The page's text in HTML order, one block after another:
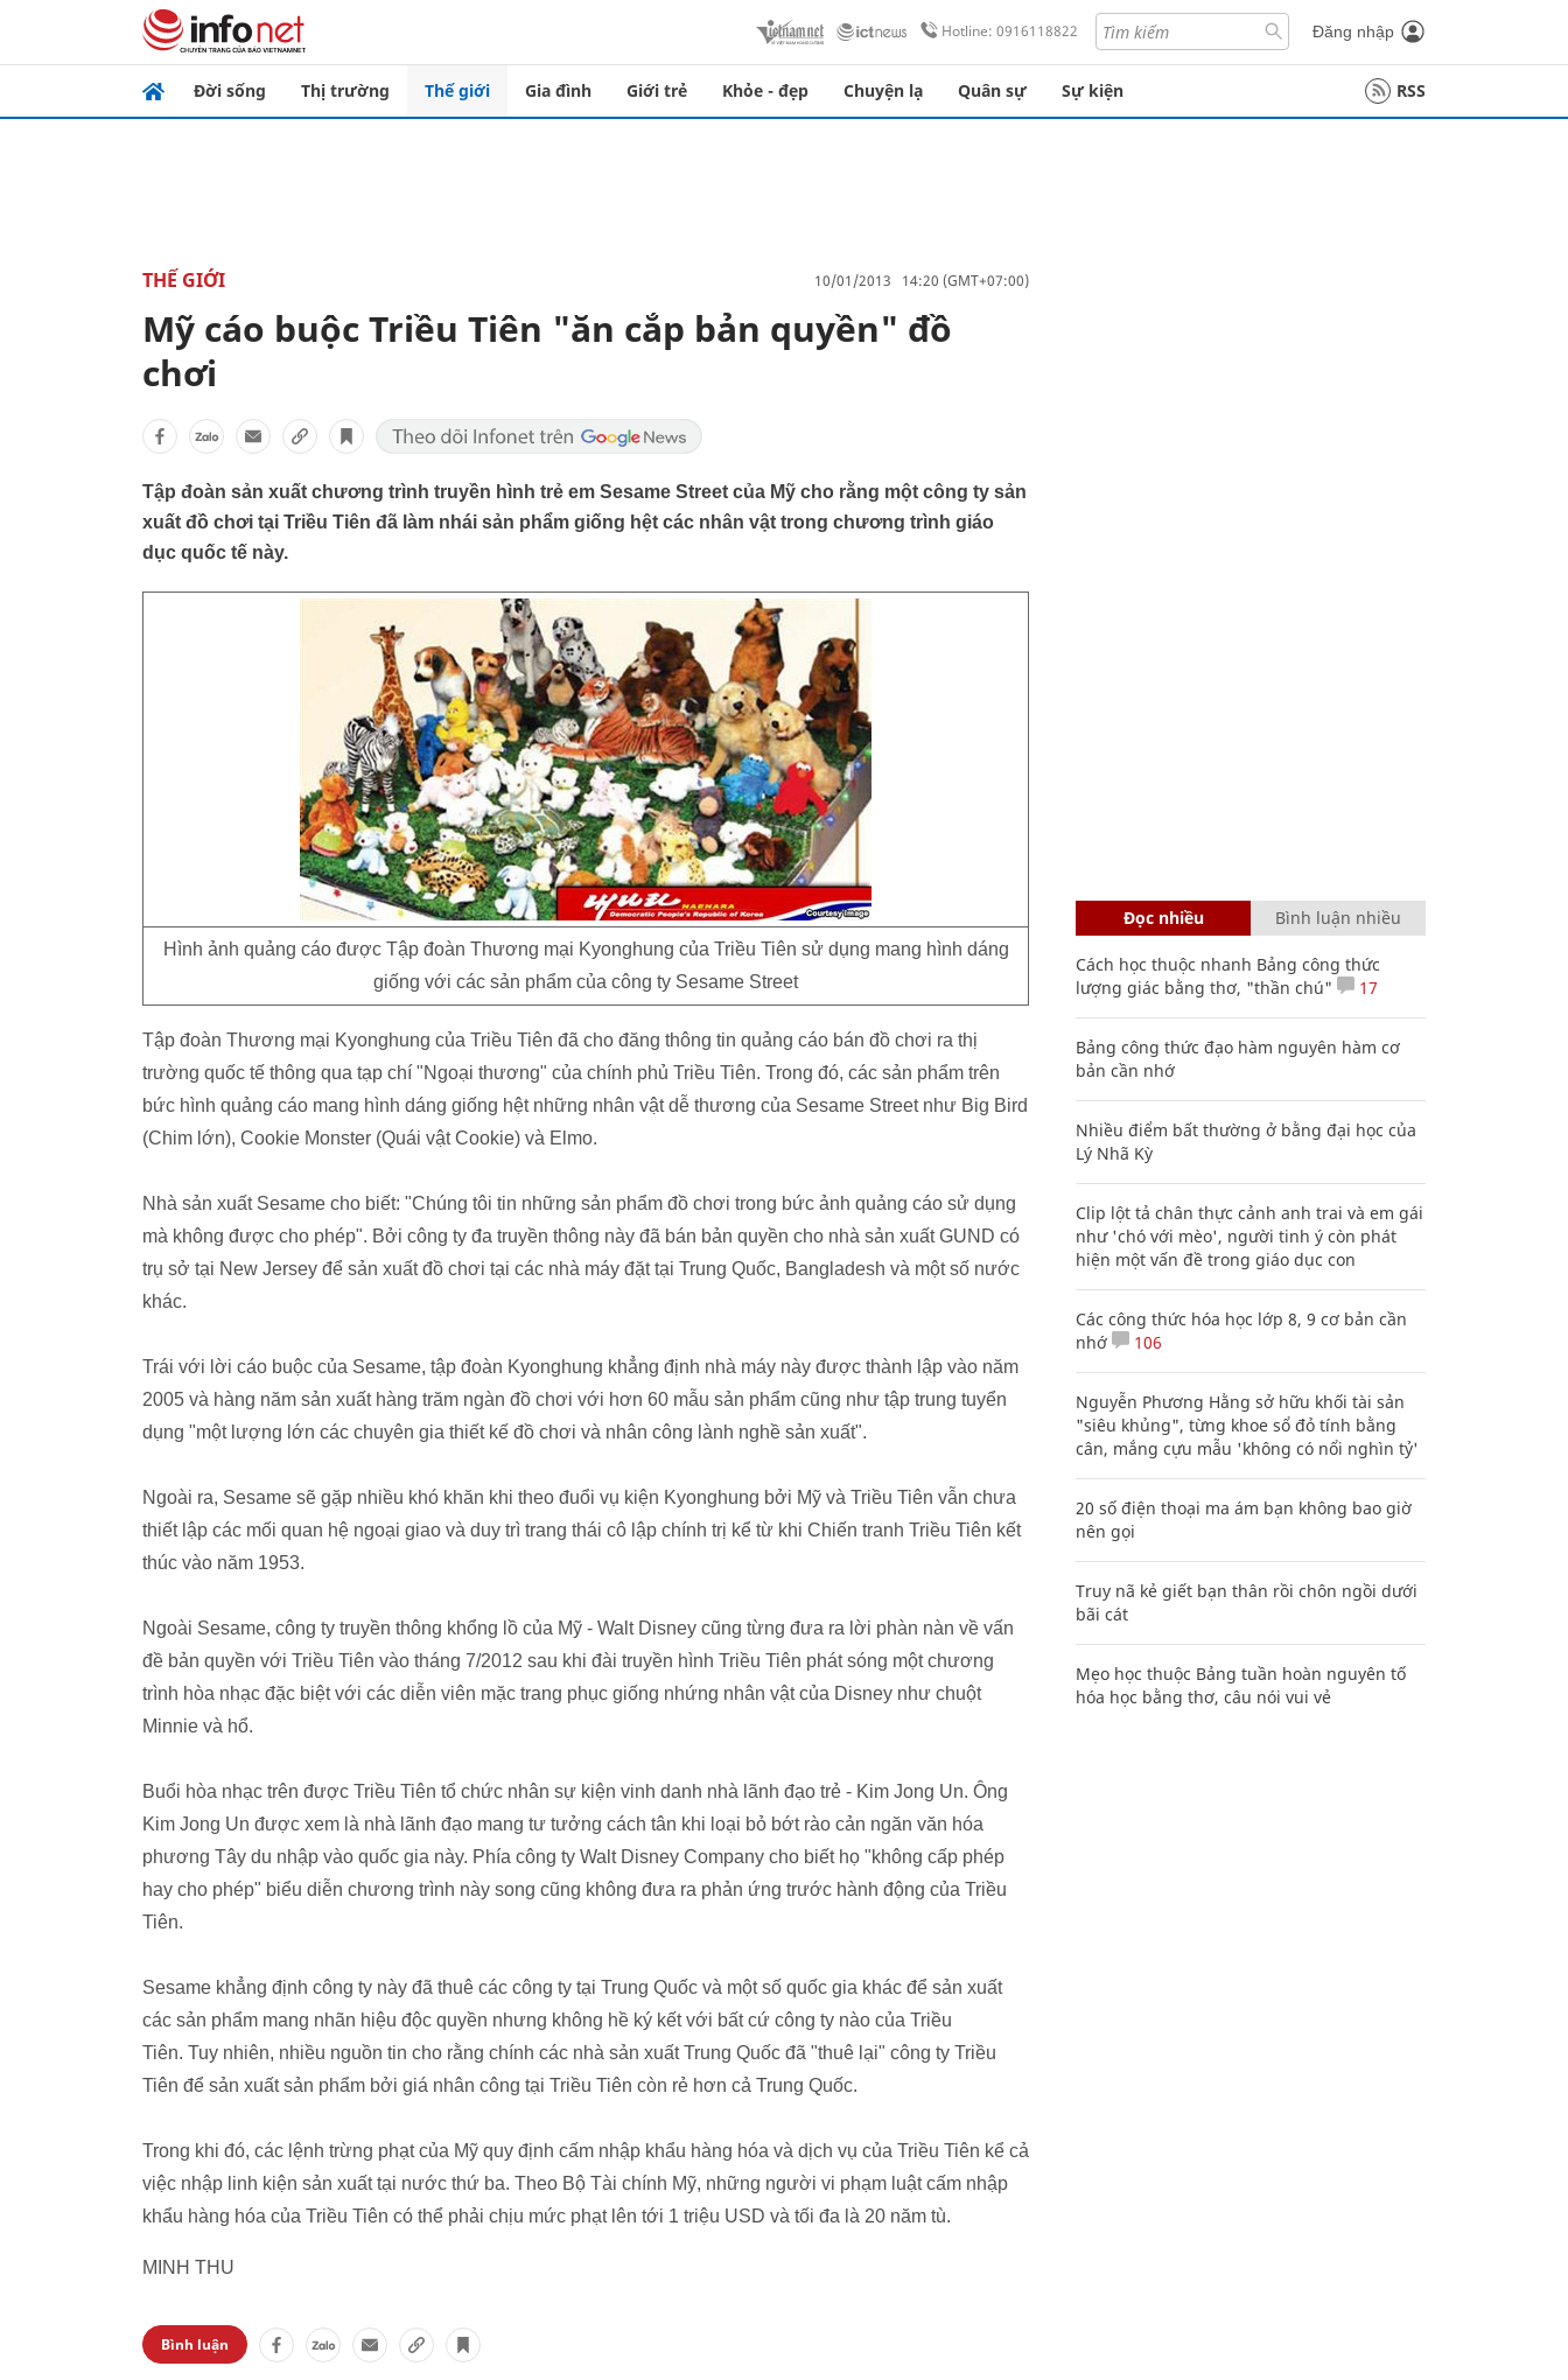
Hotline: 0916118822 Đăng nhập
Đời sống Thị trường Thế giới Gia đình Giới trẻ Khỏe - đẹp Chuyện lạ Quân sự Sự kiện RSS
THẾ GIỚI 10/01/2013 14:20 (GMT+07:00)
Mỹ cáo buộc Triều Tiên "ăn cắp bản quyền" đồ
chơi
Tập đoàn sản xuất chương trình truyền hình trẻ em Sesame Street của Mỹ cho rằng một công ty sản
xuất đồ chơi tại Triều Tiên đã làm nhái sản phẩm giống hệt các nhân vật trong chương trình giáo
dục quốc tế này.
Hình ảnh quảng cáo được Tập đoàn Thương mại Kyonghung của Triều Tiên sử dụng mang hình dáng
giống với các sản phẩm của công ty Sesame Street
Tập đoàn Thương mại Kyonghung của Triều Tiên đã cho đăng thông tin quảng cáo bán đồ chơi ra thị
trường quốc tế thông qua tạp chí "Ngoại thương" của chính phủ Triều Tiên. Trong đó, các sản phẩm trên
bức hình quảng cáo mang hình dáng giống hệt những nhân vật dễ thương của Sesame Street như Big Bird
(Chim lớn), Cookie Monster (Quái vật Cookie) và Elmo.
Nhà sản xuất Sesame cho biết: "Chúng tôi tin những sản phẩm đồ chơi trong bức ảnh quảng cáo sử dụng
mà không được cho phép". Bởi công ty đa truyền thông này đã bán bản quyền cho nhà sản xuất GUND có
trụ sở tại New Jersey để sản xuất đồ chơi tại các nhà máy đặt tại Trung Quốc, Bangladesh và một số nước
khác.
Trái với lời cáo buộc của Sesame, tập đoàn Kyonghung khẳng định nhà máy này được thành lập vào năm
2005 và hàng năm sản xuất hàng trăm ngàn đồ chơi với hơn 60 mẫu sản phẩm cũng như tập trung tuyển
dụng "một lượng lớn các chuyên gia thiết kế đồ chơi và nhân công lành nghề sản xuất".
Ngoài ra, Sesame sẽ gặp nhiều khó khăn khi theo đuổi vụ kiện Kyonghung bởi Mỹ và Triều Tiên vẫn chưa
thiết lập các mối quan hệ ngoại giao và duy trì trang thái cô lập chính trị kể từ khi Chiến tranh Triều Tiên kết
thúc vào năm 1953.
Ngoài Sesame, công ty truyền thông khổng lồ của Mỹ - Walt Disney cũng từng đưa ra lời phàn nàn về vấn
đề bản quyền với Triều Tiên vào tháng 7/2012 sau khi đài truyền hình Triều Tiên phát sóng một chương
trình hòa nhạc đặc biệt với các diễn viên mặc trang phục giống nhứng nhân vật của Disney như chuột
Minnie và hổ.
Buổi hòa nhạc trên được Triều Tiên tổ chức nhân sự kiện vinh danh nhà lãnh đạo trẻ - Kim Jong Un. Ông
Kim Jong Un được xem là nhà lãnh đạo mang tư tưởng cách tân khi loại bỏ bớt rào cản ngăn văn hóa
phương Tây du nhập vào quốc gia này. Phía công ty Walt Disney Company cho biết họ "không cấp phép
hay cho phép" biểu diễn chương trình này song cũng không đưa ra phản ứng trước hành động của Triều
Tiên.
Sesame khẳng định công ty này đã thuê các công ty tại Trung Quốc và một số quốc gia khác để sản xuất
các sản phẩm mang nhãn hiệu độc quyền nhưng không hề ký kết với bất cứ công ty nào của Triều
Tiên. Tuy nhiên, nhiều nguồn tin cho rằng chính các nhà sản xuất Trung Quốc đã "thuê lại" công ty Triều
Tiên để sản xuất sản phẩm bởi giá nhân công tại Triều Tiên còn rẻ hơn cả Trung Quốc.
Trong khi đó, các lệnh trừng phạt của Mỹ quy định cấm nhập khẩu hàng hóa và dịch vụ của Triều Tiên kể cả
việc nhập linh kiện sản xuất tại nước thứ ba. Theo Bộ Tài chính Mỹ, những người vi phạm luật cấm nhập
khẩu hàng hóa của Triều Tiên có thể phải chịu mức phạt lên tới 1 triệu USD và tối đa là 20 năm tù.
MINH THU
Bình luận
Đọc nhiều Bình luận nhiều
Cách học thuộc nhanh Bảng công thức
lượng giác bằng thơ, "thần chú"
17
Bảng công thức đạo hàm nguyên hàm cơ
bản cần nhớ
Nhiều điểm bất thường ở bằng đại học của
Lý Nhã Kỳ
Clip lột tả chân thực cảnh anh trai và em gái
như 'chó với mèo', người tinh ý còn phát
hiện một vấn đề trong giáo dục con
Các công thức hóa học lớp 8, 9 cơ bản cần
nhớ
106
Nguyễn Phương Hằng sở hữu khối tài sản
"siêu khủng", từng khoe sổ đỏ tính bằng
cân, mắng cựu mẫu 'không có nổi nghìn tỷ'
20 số điện thoại ma ám bạn không bao giờ
nên gọi
Truy nã kẻ giết bạn thân rồi chôn ngồi dưới
bãi cát
Mẹo học thuộc Bảng tuần hoàn nguyên tố
hóa học bằng thơ, câu nói vui vẻ